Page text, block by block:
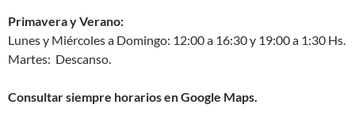
Primavera y Verano:
Lunes y Miércoles a Domingo: 12:00 a 16:30 y 19:00 a 1:30 Hs.
Martes: Descanso.
Consultar siempre horarios en Google Maps.